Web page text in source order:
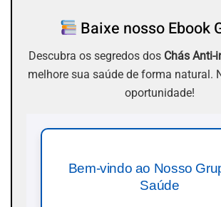
Baixe nosso Ebook
Descubra os segredos dos Chás
melhore sua saúde de forma natural.
oportunidade!
Bem-vindo ao Nosso
Saúde